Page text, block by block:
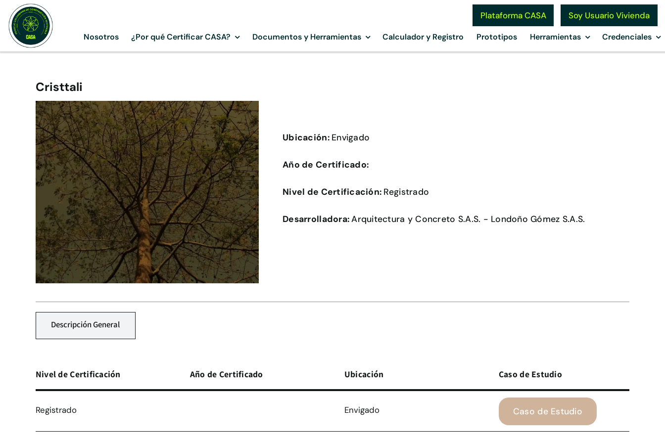
content
Plataforma CASA Soy Usuario Vivienda
Nosotros ¿Por qué Certificar CASA? Documentos y Herramientas Calculador y Registro Prototipos Herramientas Credenciales
Cristtali
Ubicación: Envigado
Año de Certificado:
Nivel de Certificación: Registrado
Desarrolladora:Arquitectura y Concreto S.A.S. - Londoño Gómez S.A.S.
Descripción General
Nivel de Certificación Año de Certificado Ubicación Caso de Estudio
Registrado Envigado Caso de Estudio